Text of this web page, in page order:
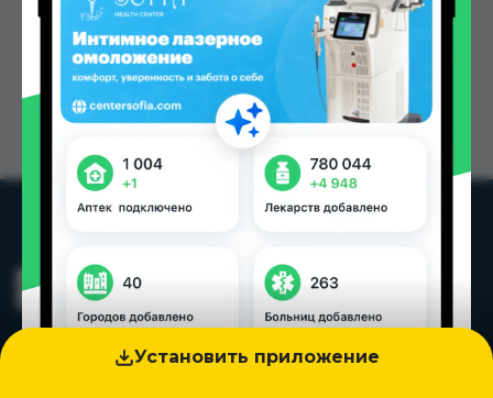
Установить приложение